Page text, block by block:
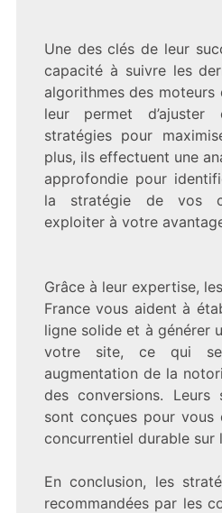
Une des clés de leur
capacité à suivre les
algorithmes des moteurs
leur permet d’ajuster
stratégies pour
plus, ils effectuent une
approfondie pour
la stratégie de vos
exploiter à votre
Grâce à leur expertise,
France vous aident à
ligne solide et à générer
votre site, ce qui
augmentation de la
des conversions. Leurs
sont conçues pour vous
concurrentiel durable sur
En conclusion, les
recommandées par les